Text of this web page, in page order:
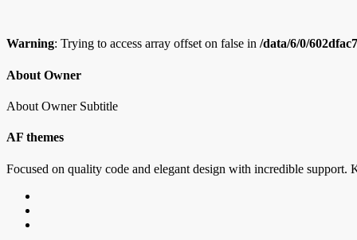
si
Warning: Trying to access array offset on false in /data/6/0/
About Owner
About Owner Subtitle
AF themes
Focused on quality code and elegant design with incredible